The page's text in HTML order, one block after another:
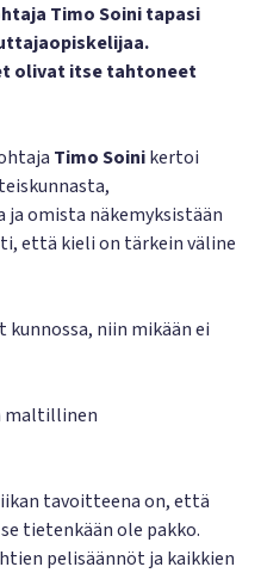
Timo Soini tapasi
olivat itse tahtoneet
Timo Soinikertoi
ja omista näkemyksistään
että kieli on tärkein väline
niin mikään ei
maltillinen
tavoitteena on, että
tietenkään ole pakko.
pelisäännöt ja kaikkien